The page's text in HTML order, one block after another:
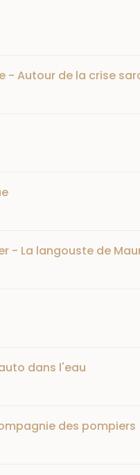
- Autour de la crise
- La langouste de
dans l'eau
des pompiers